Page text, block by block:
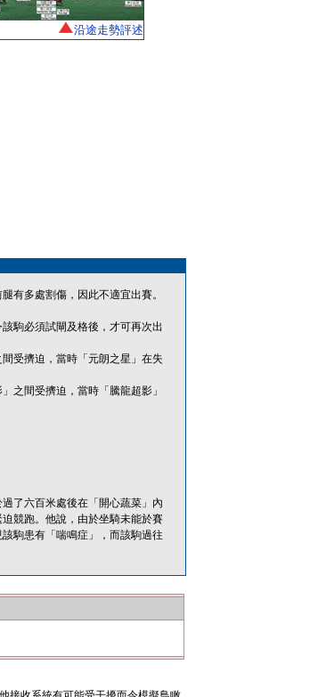
沿途走勢評述
有多處割傷，因此不適宜出賽。
駒必須試閘及格後，才可再次出
受擠迫，當時「元朗之星」在失
之間受擠迫，當時「騰龍超影」
了六百米處後在「開心蔬菜」內
競跑。他說，由於坐騎未能於賽
駒患有「喘鳴症」，而該駒過往